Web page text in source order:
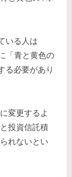
いる人は
「青と黄色の
る必要があり
変更するよ
投資信託積
れないとい